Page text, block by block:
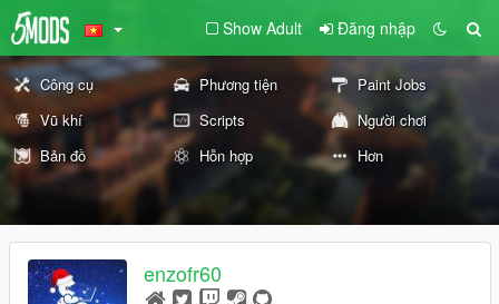
Show Adult Đăng nhập
Công cụ Phương tiện
Paint Jobs
Vũ khí
Scripts
Người chơi
Bản đồ
Hỗn hợp Hơn
enzofr60